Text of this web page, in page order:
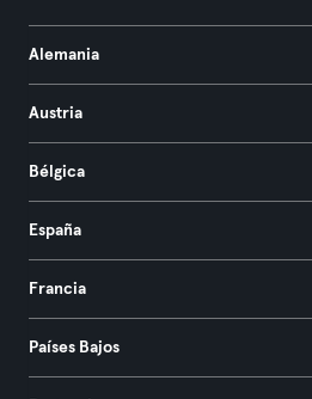
Alemania
Austria
Bélgica
España
Francia
Países Bajos